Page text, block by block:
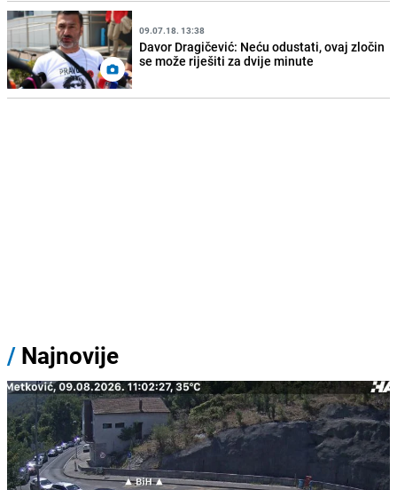
09.07.18. 13:38
Davor Dragičević: Neću odustati, ovaj zločin
se može riješiti za dvije minute
/ Najnovije